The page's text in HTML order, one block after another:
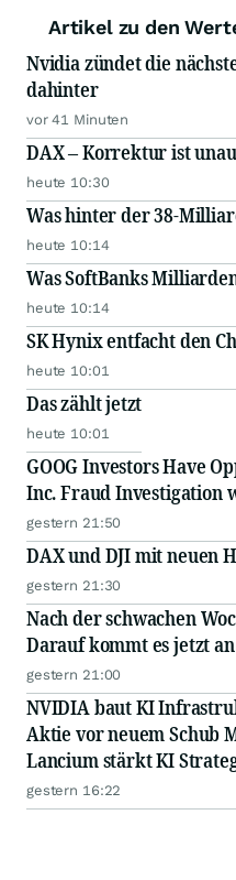
Artikel zu den
Nvidia zündet die
dahinter
vor 41 Minuten
DAX – Korrektur ist
heute 10:30
Was hinter der 38-
heute 10:14
Was SoftBanks
heute 10:14
SK Hynix entfacht den
heute 10:01
Das zählt jetzt
heute 10:01
GOOG Investors Have
Inc. Fraud Investigation
gestern 21:50
DAX und DJI mit neuen
gestern 21:30
Nach der schwachen
Darauf kommt es jetzt an
gestern 21:00
NVIDIA baut KI
Aktie vor neuem Schub
Lancium stärkt KI
gestern 16:22